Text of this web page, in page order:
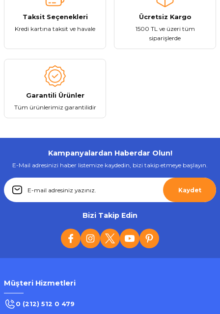
Taksit Seçenekleri
Kredi kartına taksit ve havale
Ücretsiz Kargo
1500 TL ve üzeri tüm
siparişlerde
Garantili Ürünler
Tüm ürünlerimiz garantilidir
Kampanyalardan Haberdar Olun!
E-Mail adresinizi haber listemize kaydedin, bizi takip etmeye başlayın.
Kaydet
Bizi Takip Edin
Müşteri Hizmetleri
0 (212) 512 0 479